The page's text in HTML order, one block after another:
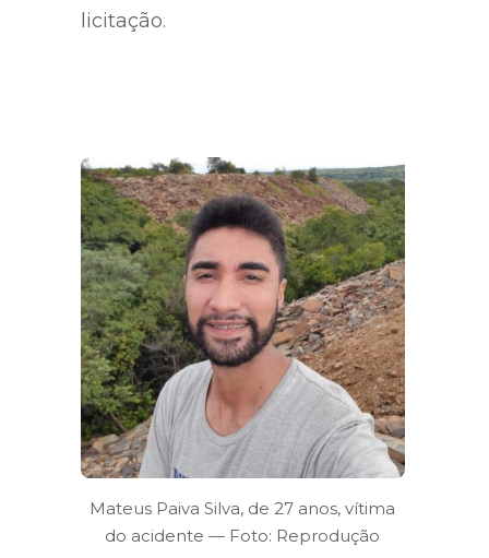
licitação.
Mateus Paiva Silva, de 27 anos, vítima
do acidente — Foto: Reprodução